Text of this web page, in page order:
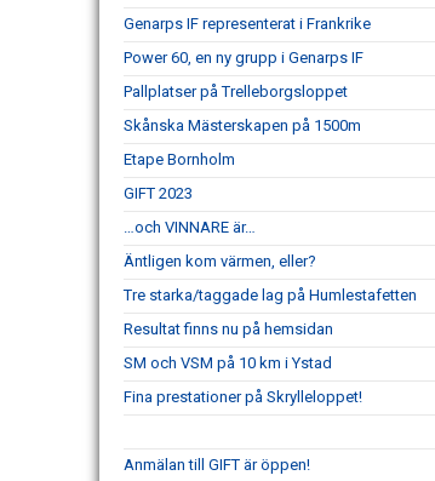
Genarps IF representerat i Frankrike
Power 60, en ny grupp i Genarps IF
Pallplatser på Trelleborgsloppet
Skånska Mästerskapen på 1500m
Etape Bornholm
GIFT 2023
…och VINNARE är…
Äntligen kom värmen, eller?
Tre starka/taggade lag på Humlestafetten
Resultat finns nu på hemsidan
SM och VSM på 10 km i Ystad
Fina prestationer på Skrylleloppet!
Anmälan till GIFT är öppen!